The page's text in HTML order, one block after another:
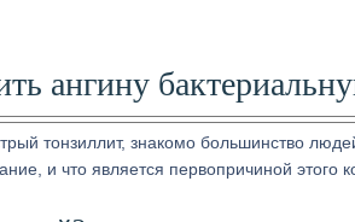
ангину
тонзиллит, знакомо большинство
и что является первопричиной этого